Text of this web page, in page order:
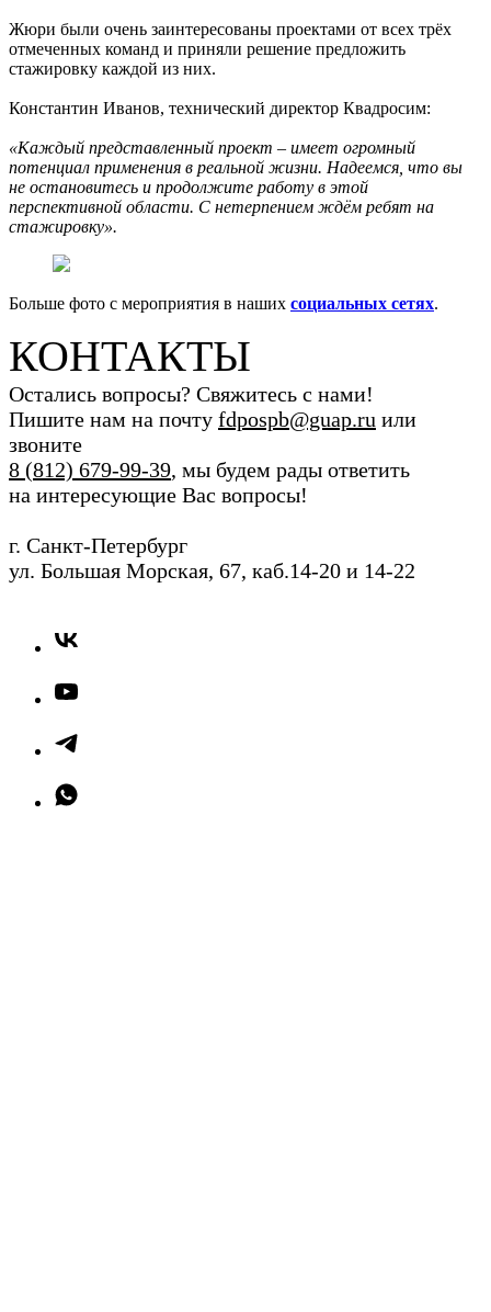
Жюри были очень заинтересованы проектами от всех трёх
отмеченных команд и приняли решение предложить
стажировку каждой из них.
Константин Иванов, технический директор Квадросим:
«Каждый представленный проект – имеет огромный
потенциал применения в реальной жизни. Надеемся, что вы
не остановитесь и продолжите работу в этой
перспективной области. С нетерпением ждём ребят на
стажировку».
Больше фото с мероприятия в наших социальных сетях.
КОНТАКТЫ
Остались вопросы? Свяжитесь с нами!
Пишите нам на почту fdpospb@guap.ru или
звоните
8 (812) 679-99-39, мы будем рады ответить
на интересующие Вас вопросы!
г. Санкт-Петербург
ул. Большая Морская, 67, каб.14-20 и 14-22